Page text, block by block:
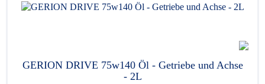
GERION DRIVE 75w140 Öl - Getriebe und Achse
- 2L